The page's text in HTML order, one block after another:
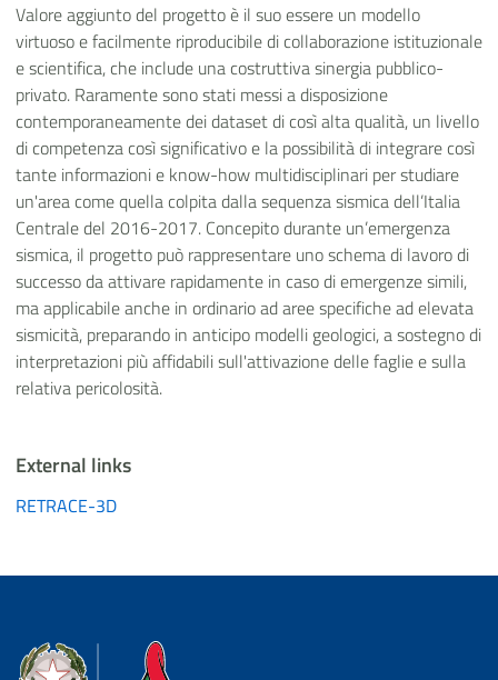
Valore aggiunto del progetto è il suo essere un modello
virtuoso e facilmente riproducibile di collaborazione istituzionale
e scientifica, che include una costruttiva sinergia pubblico-
privato. Raramente sono stati messi a disposizione
contemporaneamente dei dataset di così alta qualità, un livello
di competenza così significativo e la possibilità di integrare così
tante informazioni e know-how multidisciplinari per studiare
un'area come quella colpita dalla sequenza sismica dell’Italia
Centrale del 2016-2017. Concepito durante un’emergenza
sismica, il progetto può rappresentare uno schema di lavoro di
successo da attivare rapidamente in caso di emergenze simili,
ma applicabile anche in ordinario ad aree specifiche ad elevata
sismicità, preparando in anticipo modelli geologici, a sostegno di
interpretazioni più affidabili sull'attivazione delle faglie e sulla
relativa pericolosità.
External links
RETRACE-3D
Dipartimento della Protezione Civile